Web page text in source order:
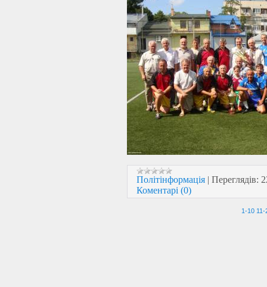
Політінформація | Переглядів:
Коментарі (0)
1-10 11-